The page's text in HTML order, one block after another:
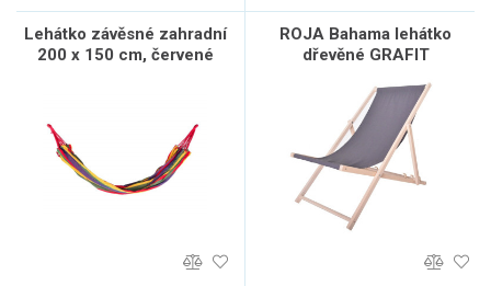
Lehátko závěsné zahradní
200 x 150 cm, červené
ROJA Bahama lehátko
dřevěné GRAFIT